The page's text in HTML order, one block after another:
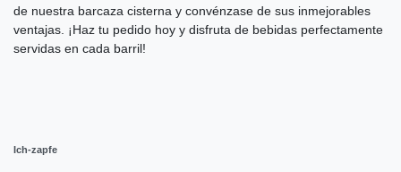
de nuestra barcaza cisterna y convénzase de sus inmejorables
ventajas. ¡Haz tu pedido hoy y disfruta de bebidas perfectamente
servidas en cada barril!
Ich-zapfe